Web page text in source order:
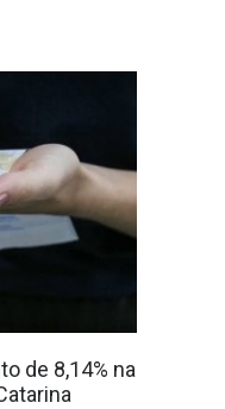
de 8,14% na